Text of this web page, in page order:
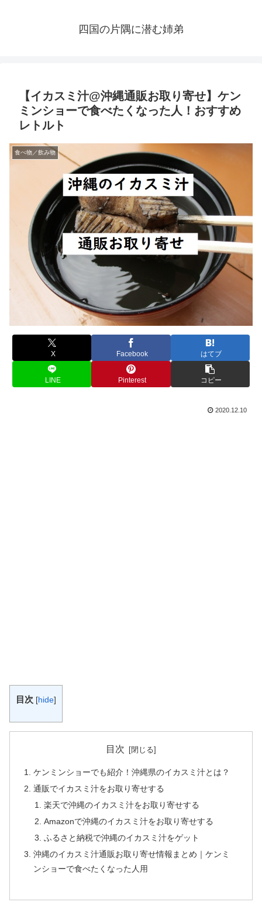
四国の片隅に潜む姉弟
【イカスミ汁@沖縄通販お取り寄せ】ケン
ミンショーで食べたくなった人！おすすめ
レトルト
食べ物／飲み物
X Facebook はてブ
LINE Pinterest コピー
2020.12.10
目次 [hide]
目次
ケンミンショーでも紹介！沖縄県のイカスミ汁とは？
通販でイカスミ汁をお取り寄せする
楽天で沖縄のイカスミ汁をお取り寄せする
Amazonで沖縄のイカスミ汁をお取り寄せする
ふるさと納税で沖縄のイカスミ汁をゲット
沖縄のイカスミ汁通販お取り寄せ情報まとめ｜ケンミ
ンショーで食べたくなった人用